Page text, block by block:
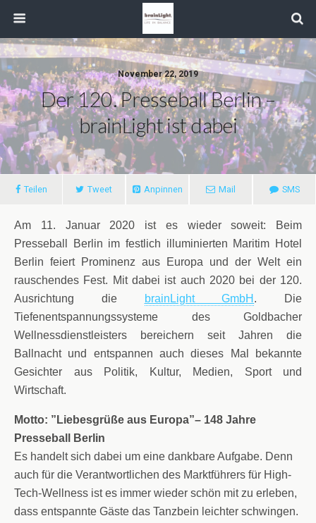
November 22, 2019
Der 120. Presseball Berlin –
brainLight ist dabei
Teilen Tweet Anpinnen Mail SMS
Am 11. Januar 2020 ist es wieder soweit: Beim
Presseball Berlin im festlich illuminierten Maritim Hotel
Berlin feiert Prominenz aus Europa und der Welt ein
rauschendes Fest. Mit dabei ist auch 2020 bei der 120.
Ausrichtung die
brainLight GmbH . Die
Tiefenentspannungssysteme des Goldbacher
Wellnessdienstleisters bereichern seit Jahren die
Ballnacht und entspannen auch dieses Mal bekannte
Gesichter aus Politik, Kultur, Medien, Sport und
Wirtschaft.
Motto: ”Liebesgrüße aus Europa”– 148 Jahre
Presseball Berlin
Es handelt sich dabei um eine dankbare Aufgabe. Denn
auch für die Verantwortlichen des Marktführers für High-
Tech-Wellness ist es immer wieder schön mit zu erleben,
dass entspannte Gäste das Tanzbein leichter schwingen.